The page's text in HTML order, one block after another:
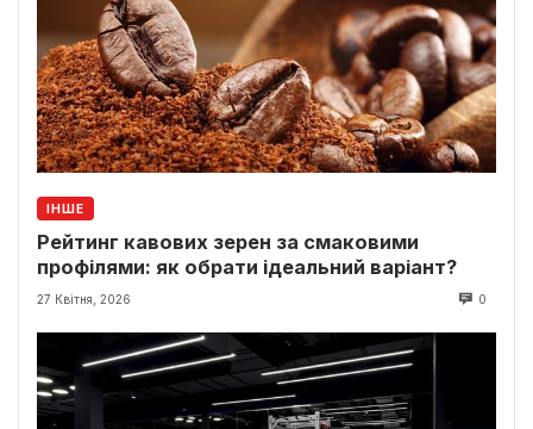
ІНШЕ
Рейтинг кавових зерен за смаковими
профілями: як обрати ідеальний варіант?
27 Квітня, 2026 0